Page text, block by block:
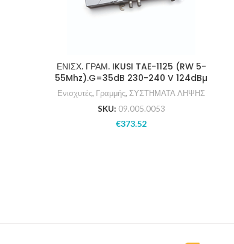
ΕΝΙΣΧ. ΓΡΑΜ. IKUSI TAE-1125 (RW 5-
55Mhz).G=35dB 230-240 V 124dBµ
Ενισχυτές, Γραμμής, ΣΥΣΤΗΜΑΤΑ ΛΗΨΗΣ
SKU: 09.005.0053
€373.52